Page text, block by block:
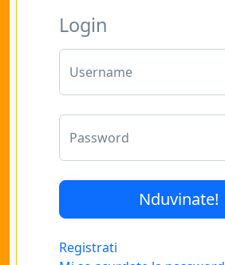
Login
Username
Password
Registrati